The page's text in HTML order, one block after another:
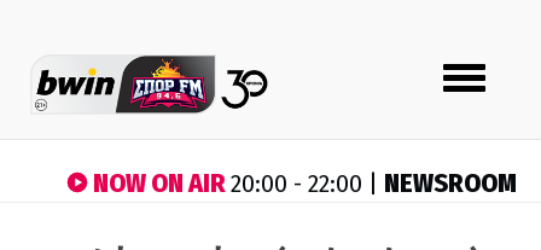
Toggle
navigation
NOW ON AIR20:00 - 22:00 | NEWSROOM